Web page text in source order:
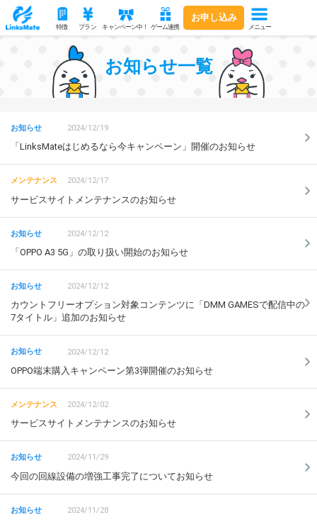
特徴 プラン キャンペーン中！ ゲーム連携
お申し込み
メニュー
お知らせ一覧
2024/12/19
「LinksMateはじめるなら今キャンペーン」開催のお知らせ
2024/12/17
サービスサイトメンテナンスのお知らせ
2024/12/12
「OPPO A3 5G」の取り扱い開始のお知らせ
2024/12/12
カウントフリーオプション対象コンテンツに「DMM GAMESで配信中の
7タイトル」追加のお知らせ
2024/12/12
OPPO端末購入キャンペーン第3弾開催のお知らせ
2024/12/02
サービスサイトメンテナンスのお知らせ
2024/11/29
今回の回線設備の増強工事完了についてお知らせ
2024/11/28